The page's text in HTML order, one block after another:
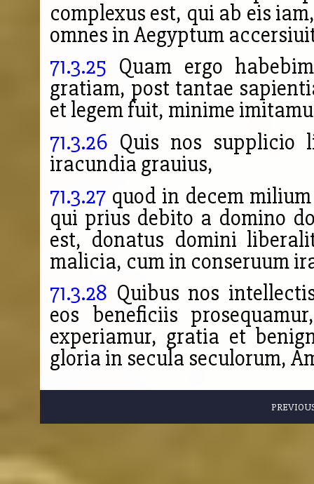
complexus est, qui ab eis
omnes in Aegyptum
71.3.25 Quam ergo
gratiam, post tantae
et legem fuit, minime
71.3.26 Quis nos supplicio
iracundia grauius,
71.3.27quod in decem
qui prius debito a domino
est, donatus domini
malicia, cum in conseruum
71.3.28 Quibus nos
eos beneficiis
experiamur, gratia et
gloria in secula seculorum,